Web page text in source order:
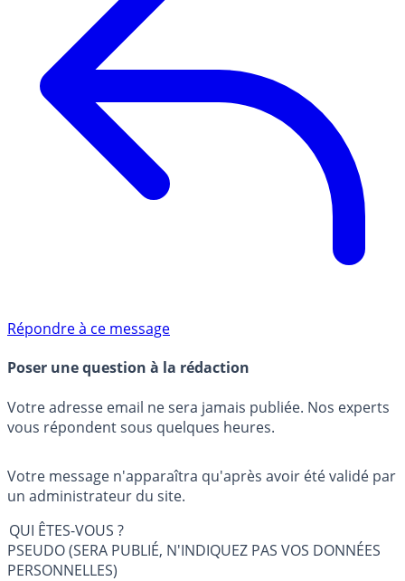
Répondre à ce message
Poser une question à la rédaction
Votre adresse email ne sera jamais publiée. Nos experts
vous répondent sous quelques heures.
Votre message n'apparaîtra qu'après avoir été validé par
un administrateur du site.
QUI ÊTES-VOUS ?
PSEUDO (SERA PUBLIÉ, N'INDIQUEZ PAS VOS DONNÉES
PERSONNELLES)